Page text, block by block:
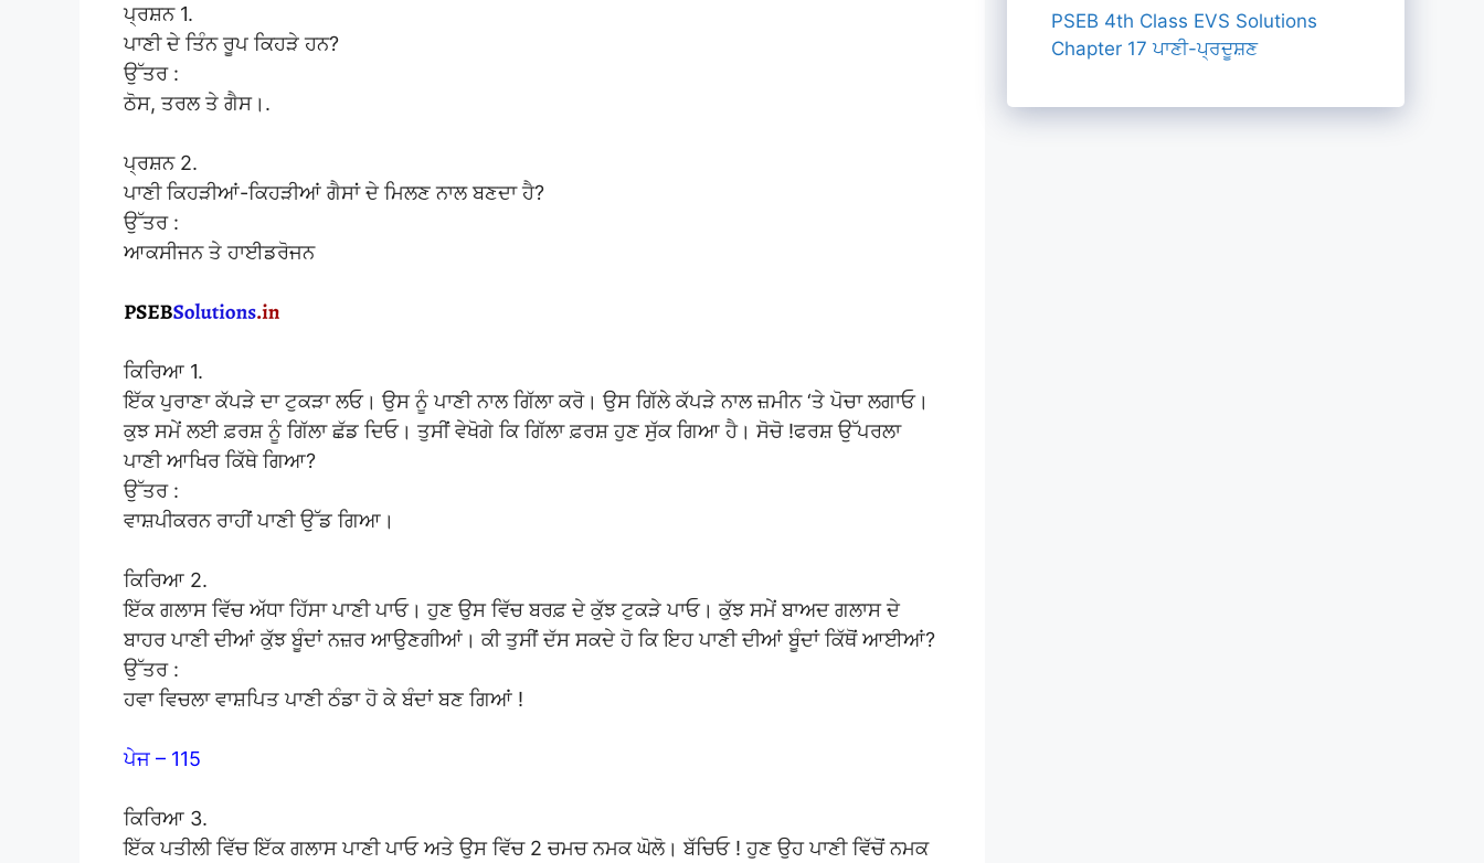
ਪ੍ਰਸ਼ਨ 1.
ਪਾਣੀ ਦੇ ਤਿੰਨ ਰੂਪ ਕਿਹੜੇ ਹਨ?
ਉੱਤਰ :
ਠੋਸ, ਤਰਲ ਤੇ ਗੈਸ।.
ਪ੍ਰਸ਼ਨ 2.
ਪਾਣੀ ਕਿਹੜੀਆਂ-ਕਿਹੜੀਆਂ ਗੈਸਾਂ ਦੇ ਮਿਲਣ ਨਾਲ ਬਣਦਾ ਹੈ?
ਉੱਤਰ :
ਆਕਸੀਜਨ ਤੇ ਹਾਈਡਰੋਜਨ
ਕਿਰਿਆ 1.
ਇੱਕ ਪੁਰਾਣਾ ਕੱਪੜੇ ਦਾ ਟੁਕੜਾ ਲਓ। ਉਸ ਨੂੰ ਪਾਣੀ ਨਾਲ ਗਿੱਲਾ ਕਰੋ। ਉਸ ਗਿੱਲੇ ਕੱਪੜੇ ਨਾਲ ਜ਼ਮੀਨ ‘ਤੇ ਪੋਚਾ ਲਗਾਓ।
ਕੁਝ ਸਮੇਂ ਲਈ ਫ਼ਰਸ਼ ਨੂੰ ਗਿੱਲਾ ਛੱਡ ਦਿਓ। ਤੁਸੀਂ ਵੇਖੋਗੇ ਕਿ ਗਿੱਲਾ ਫ਼ਰਸ਼ ਹੁਣ ਸੁੱਕ ਗਿਆ ਹੈ। ਸੋਚੋ !ਫਰਸ਼ ਉੱਪਰਲਾ
ਪਾਣੀ ਆਖਿਰ ਕਿੱਥੇ ਗਿਆ?
ਉੱਤਰ :
ਵਾਸ਼ਪੀਕਰਨ ਰਾਹੀਂ ਪਾਣੀ ਉੱਡ ਗਿਆ।
ਕਿਰਿਆ 2.
ਇੱਕ ਗਲਾਸ ਵਿੱਚ ਅੱਧਾ ਹਿੱਸਾ ਪਾਣੀ ਪਾਓ। ਹੁਣ ਉਸ ਵਿੱਚ ਬਰਫ਼ ਦੇ ਕੁੱਝ ਟੁਕੜੇ ਪਾਓ। ਕੁੱਝ ਸਮੇਂ ਬਾਅਦ ਗਲਾਸ ਦੇ
ਬਾਹਰ ਪਾਣੀ ਦੀਆਂ ਕੁੱਝ ਬੂੰਦਾਂ ਨਜ਼ਰ ਆਉਣਗੀਆਂ। ਕੀ ਤੁਸੀਂ ਦੱਸ ਸਕਦੇ ਹੋ ਕਿ ਇਹ ਪਾਣੀ ਦੀਆਂ ਬੂੰਦਾਂ ਕਿੱਥੋਂ ਆਈਆਂ?
ਉੱਤਰ :
ਹਵਾ ਵਿਚਲਾ ਵਾਸ਼ਪਿਤ ਪਾਣੀ ਠੰਡਾ ਹੋ ਕੇ ਬੰਦਾਂ ਬਣ ਗਿਆਂ !
ਪੇਜ – 115
ਕਿਰਿਆ 3.
ਇੱਕ ਪਤੀਲੀ ਵਿੱਚ ਇੱਕ ਗਲਾਸ ਪਾਣੀ ਪਾਓ ਅਤੇ ਉਸ ਵਿੱਚ 2 ਚਮਚ ਨਮਕ ਘੋਲੋ। ਬੱਚਿਓ ! ਹੁਣ ਉਹ ਪਾਣੀ ਵਿੱਚੋਂ ਨਮਕ
PSEB 4th Class EVS Solutions
Chapter 17 ਪਾਣੀ-ਪ੍ਰਦੂਸ਼ਣ